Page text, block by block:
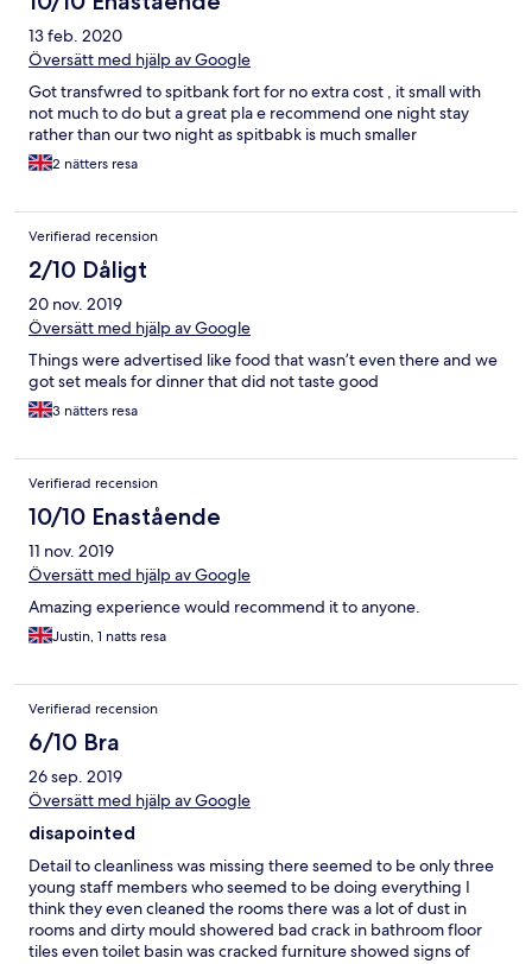
13 feb. 2020
Översätt med hjälp av Google
Got transfwred to spitbank fort for no extra cost , it small with
not much to do but a great pla e recommend one night stay
rather than our two night as spitbabk is much smaller
2 nätters resa
Verifierad recension
2/10 Dåligt
20 nov. 2019
Översätt med hjälp av Google
Things were advertised like food that wasn’t even there and we
got set meals for dinner that did not taste good
3 nätters resa
Verifierad recension
10/10 Enastående
11 nov. 2019
Översätt med hjälp av Google
Amazing experience would recommend it to anyone.
Justin, 1 natts resa
Verifierad recension
6/10 Bra
26 sep. 2019
Översätt med hjälp av Google
disapointed
Detail to cleanliness was missing there seemed to be only three
young staff members who seemed to be doing everything I
think they even cleaned the rooms there was a lot of dust in
rooms and dirty mould showered bad crack in bathroom floor
tiles even toilet basin was cracked furniture showed signs of